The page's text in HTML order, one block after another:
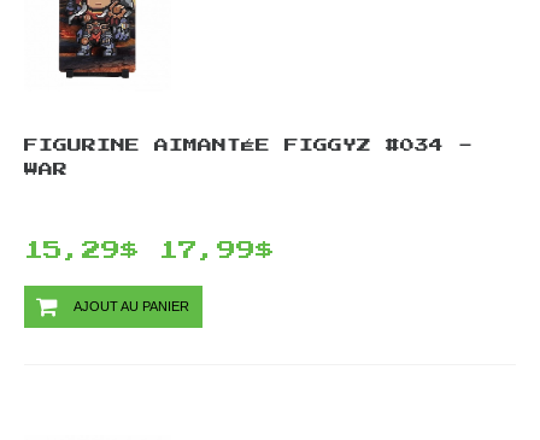
FIGURINE AIMANTÉE FIGGYZ #034 -
WAR
15,29$ 17,99$
AJOUT AU PANIER